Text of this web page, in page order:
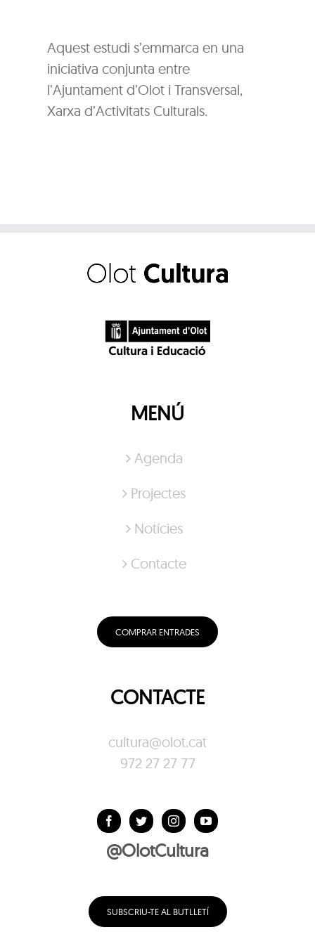
Aquest estudi s’emmarca en una
iniciativa conjunta entre
l’Ajuntament d’Olot i Transversal,
Xarxa d’Activitats Culturals.
MENÚ
Agenda
Projectes
Notícies
Contacte
COMPRAR ENTRADES
CONTACTE
cultura@olot.cat
972 27 27 77
@OlotCultura
SUBSCRIU-TE AL BUTLLETÍ